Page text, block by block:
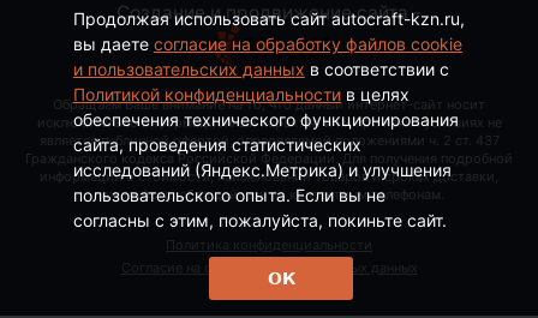
Создание и продвижение сайта -
Обращаем Ваше внимание на то, что данный интернет-сайт носит
исключительно информационный характер и ни при каких условиях не
является публичной офертой, определяемой положениями ч. 2 ст. 437
Гражданского кодекса Российской Федерации. Для получения подробной
информации о стоимости, наименовании товаров и сроках доставки,
пожалуйста, обращайтесь по контактным телефонам.
Политика конфиденциальности
Согласие на обработку персональных данных
Продолжая использовать сайт autocraft-kzn.ru,
вы даете согласие на обработку файлов cookie
и пользовательских данных в соответствии с
Политикой конфиденциальностив целях
обеспечения технического функционирования
сайта, проведения статистических
исследований (Яндекс.Метрика) и улучшения
пользовательского опыта. Если вы не
согласны с этим, пожалуйста, покиньте сайт.
ОК